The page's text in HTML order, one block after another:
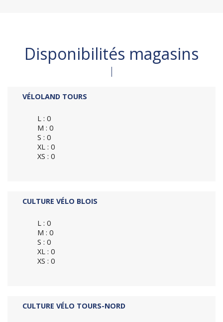
Disponibilités magasins
VÉLOLAND TOURS
L : 0
M : 0
S : 0
XL : 0
XS : 0
CULTURE VÉLO BLOIS
L : 0
M : 0
S : 0
XL : 0
XS : 0
CULTURE VÉLO TOURS-NORD